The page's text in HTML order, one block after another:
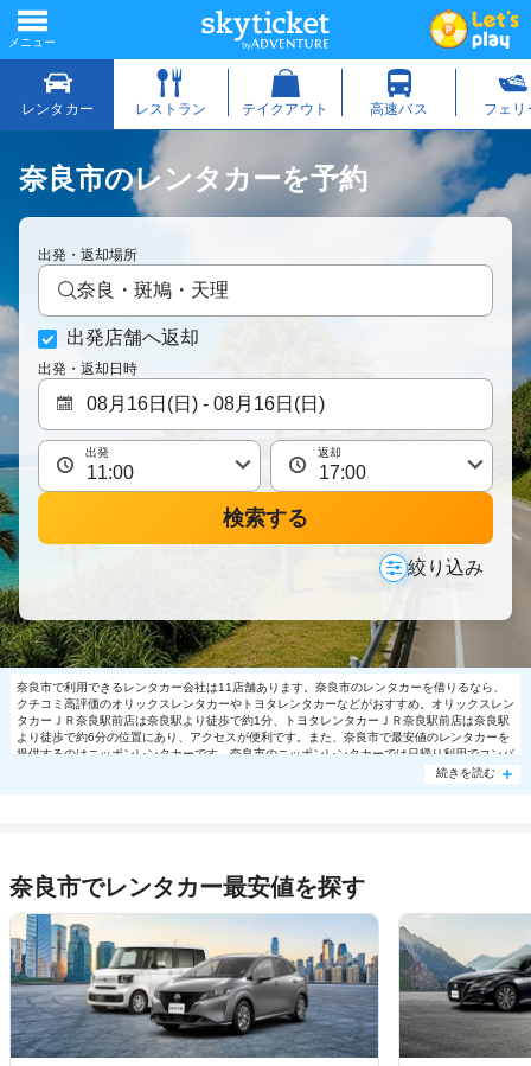
奈良市のレンタカーを予約
出発・返却場所
奈良・斑鳩・天理
出発店舗へ返却
出発・返却日時
出発 返却
検索する
絞り込み
奈良市で利用できるレンタカー会社は11店舗あります。奈良市のレンタカーを借りるなら、
クチコミ高評価のオリックスレンタカーやトヨタレンタカーなどがおすすめ。オリックスレン
タカーＪＲ奈良駅前店は奈良駅より徒歩で約1分、トヨタレンタカーＪＲ奈良駅前店は奈良駅
より徒歩で約6分の位置にあり、アクセスが便利です。また、奈良市で最安値のレンタカーを
提供するのはニッポンレンタカーです。奈良市のニッポンレンタカーでは日帰り利用でコンパ
クト5940円～の格安で利用できます。奈良市で大人気の格安レンタカーは売り切れる場合も
続きを読む
奈良市でレンタカー最安値を探す